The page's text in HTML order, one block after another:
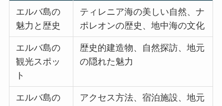
エルバ島の
魅力と歴史
ティレニア海の美しい自然、ナ
ポレオンの歴史、地中海の文化
エルバ島の
観光スポッ
ト
歴史的建造物、自然探訪、地元
の隠れた魅力
エルバ島の
アクセス方法、宿泊施設、地元